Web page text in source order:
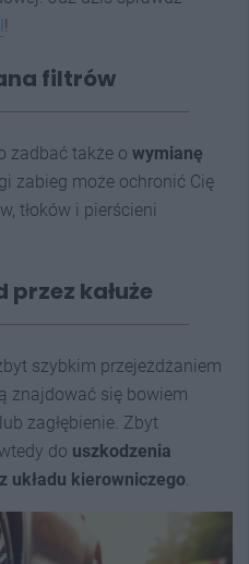
!
filtrów
zadbać także o wymianę
zabieg może ochronić Cię
tłoków i pierścieni
kałuże
szybkim przejeżdżaniem
znajdować się bowiem
zagłębienie. Zbyt
do uszkodzenia
układu kierowniczego.